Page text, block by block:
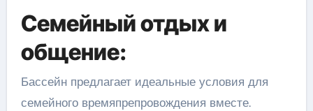
Семейный отдых и
общение:
Бассейн предлагает идеальные условия для
семейного времяпрепровождения вместе.